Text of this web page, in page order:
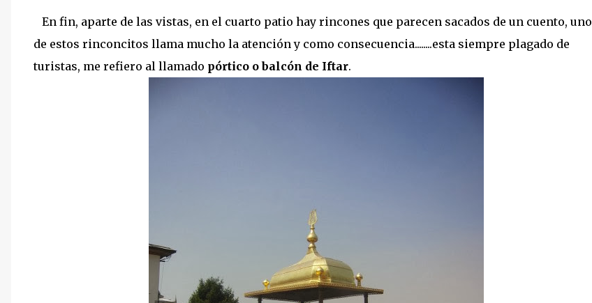
En fin, aparte de las vistas, en el cuarto patio hay rincones que parecen sacados de un cuento, uno
de estos rinconcitos llama mucho la atención y como consecuencia........esta siempre plagado de
turistas, me refiero al llamado pórtico o balcón de Iftar.